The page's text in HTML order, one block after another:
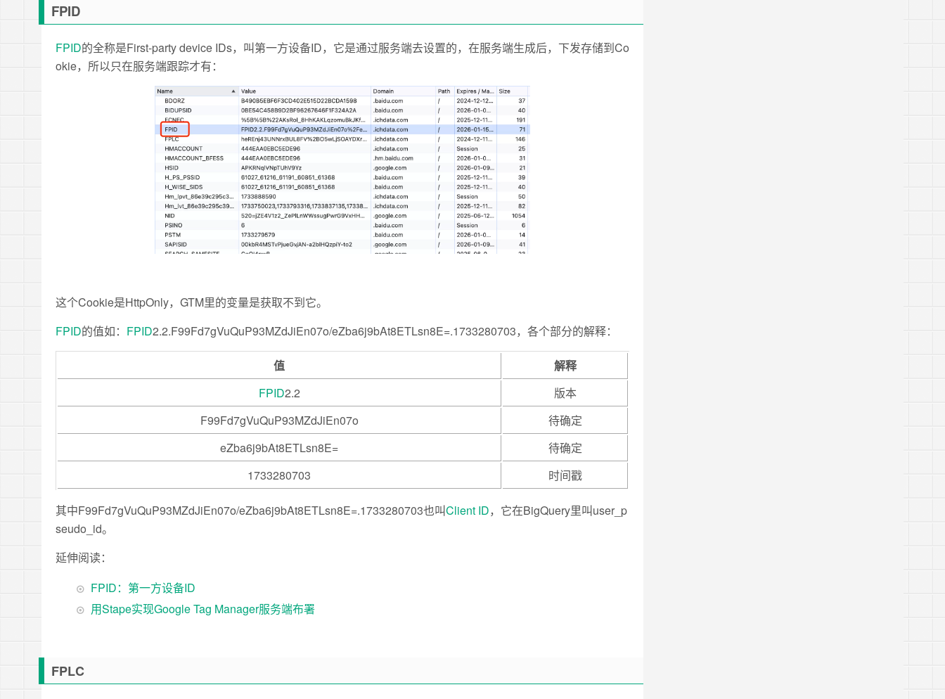
FPID
FPID的全称是First-party device IDs，叫第一方设备ID， 它是通过服务端去设置的，在服务端生成后，下发存储到Co
okie，所以只在服务端跟踪才有：
这个Cookie是HttpOnly，GTM里的变量是获取不到它。
FPID的值如： FPID2.2.F99Fd7gVuQuP93MZdJiEn07o/eZba6j9bAt8ETLsn8E=.1733280703，各个部分的解释：
值
解释
FPID2.2
版本
F99Fd7gVuQuP93MZdJiEn07o
待确定
eZba6j9bAt8ETLsn8E=
待确定
1733280703
时间戳
其中F99Fd7gVuQuP93MZdJiEn07o/eZba6j9bAt8ETLsn8E=.1733280703也叫Client ID，它在BigQuery里叫user_p
seudo_id。
延伸阅读：
FPID：第一方设备ID
用Stape实现Google Tag Manager服务端布署
FPLC